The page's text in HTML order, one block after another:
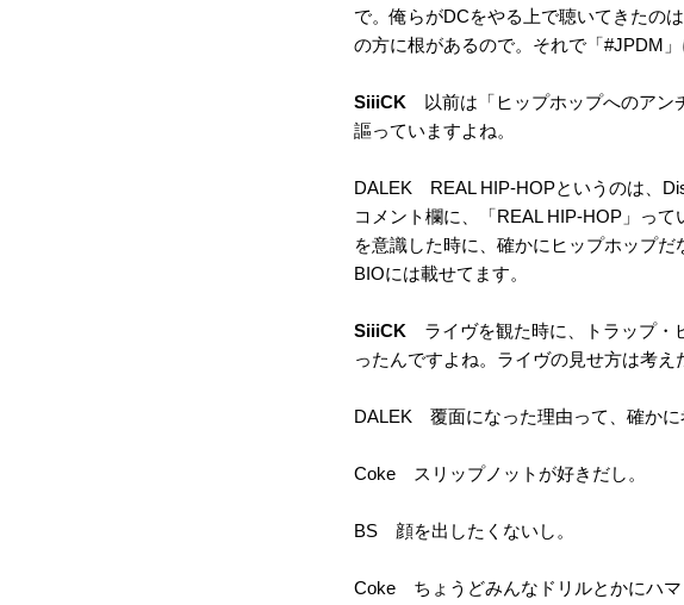
で。俺らがDCをやる上で聴いてきたの
の方に根があるので。それで「#JPDM」
SiiiCK 以前は「ヒップホップへのアン
謳っていますよね。
DALEK REAL HIP-HOPというのは、
コメント欄に、「REAL HIP-HOP」っ
を意識した時に、確かにヒップホップだ
BIOには載せてます。
SiiiCK ライヴを観た時に、トラップ・
ったんですよね。ライヴの見せ方は考え
DALEK 覆面になった理由って、確かに
Coke スリップノットが好きだし。
BS 顔を出したくないし。
Coke ちょうどみんなドリルとかにハマ